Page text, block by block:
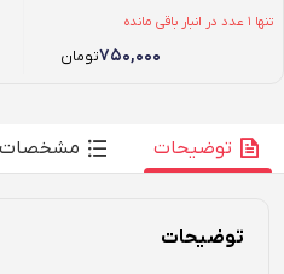
تنها 1 عدد در انبار باقی مانده
۷۵۰,۰۰۰تومان
توضیحات مشخصات
توضیحات